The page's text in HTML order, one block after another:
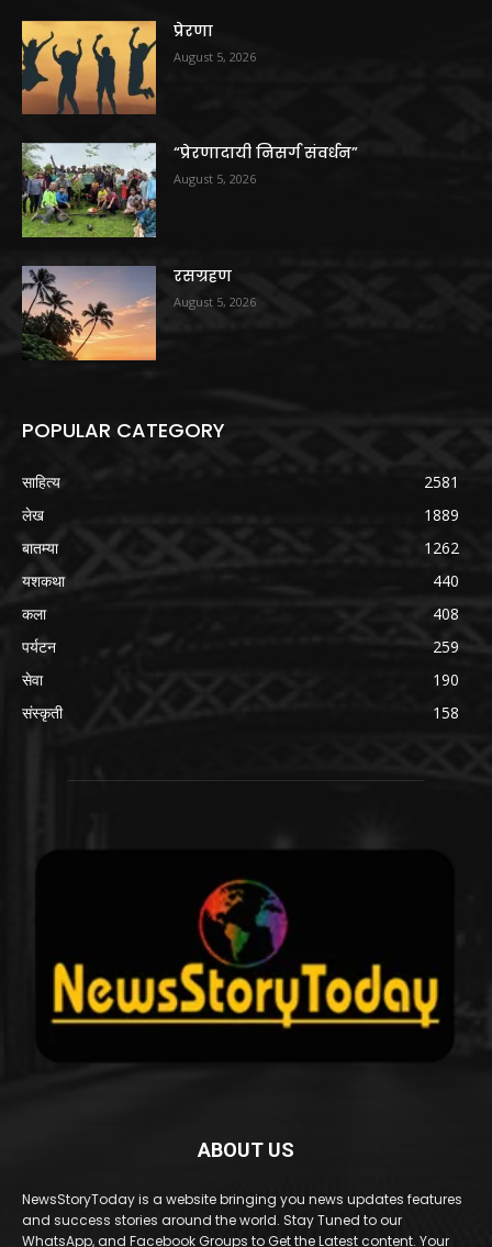
प्रेरणा
August 5, 2026
“प्रेरणादायी निसर्ग संवर्धन”
August 5, 2026
रसग्रहण
August 5, 2026
POPULAR CATEGORY
साहित्य
2581
लेख
1889
बातम्या
1262
यशकथा
440
कला
408
पर्यटन
259
सेवा
190
संस्कृती
158
ABOUT US
NewsStoryToday is a website bringing you news updates features
and success stories around the world. Stay Tuned to our
WhatsApp, and Facebook Groups to Get the Latest content. Your